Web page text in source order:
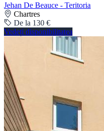
Jehan De Beauce - Teritoria
Chartres
De la 130 €
Vedeți disponibilitatea